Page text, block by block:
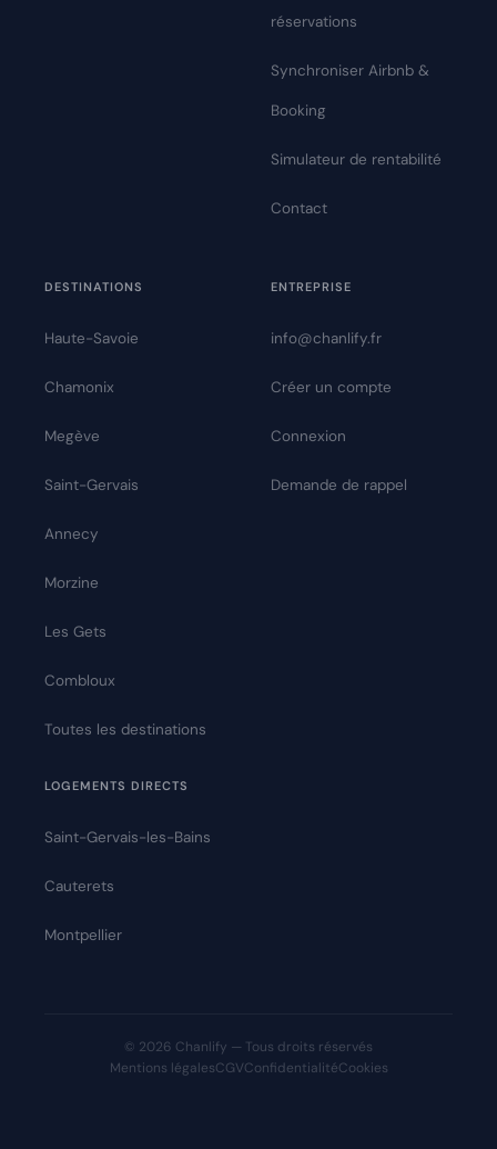
réservations
Synchroniser Airbnb &
Booking
Simulateur de rentabilité
Contact
DESTINATIONS
Haute-Savoie
Chamonix
Megève
Saint-Gervais
Annecy
Morzine
Les Gets
Combloux
Toutes les destinations
LOGEMENTS DIRECTS
Saint-Gervais-les-Bains
Cauterets
Montpellier
ENTREPRISE
info@chanlify.fr
Créer un compte
Connexion
Demande de rappel
© 2026 Chanlify — Tous droits réservés
Mentions légalesCGVConfidentialitéCookies